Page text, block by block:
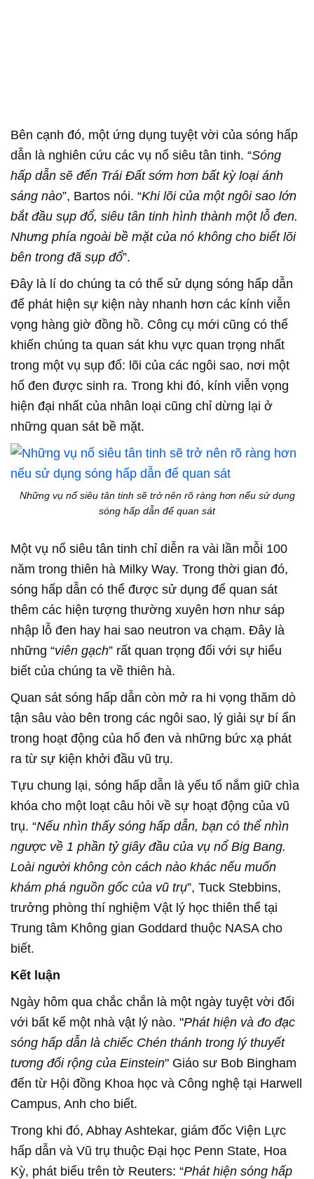
Bên cạnh đó, một ứng dụng tuyệt vời của sóng hấp
dẫn là nghiên cứu các vụ nổ siêu tân tinh. “Sóng
hấp dẫn sẽ đến Trái Đất sớm hơn bất kỳ loại ánh
sáng nào”, Bartos nói. “Khi lõi của một ngôi sao lớn
bắt đầu sụp đổ, siêu tân tinh hình thành một lỗ đen.
Nhưng phía ngoài bề mặt của nó không cho biết lõi
bên trong đã sụp đổ”.
Đây là lí do chúng ta có thể sử dụng sóng hấp dẫn
để phát hiện sự kiện này nhanh hơn các kính viễn
vọng hàng giờ đồng hồ. Công cụ mới cũng có thể
khiến chúng ta quan sát khu vực quan trọng nhất
trong một vụ sụp đổ: lõi của các ngôi sao, nơi một
hố đen được sinh ra. Trong khi đó, kính viễn vọng
hiện đại nhất của nhân loại cũng chỉ dừng lại ở
những quan sát bề mặt.
Những vụ nố siêu tân tinh sẽ trở nên rõ ràng hơn nếu sử dụng
sóng hấp dẫn để quan sát
Một vụ nổ siêu tân tinh chỉ diễn ra vài lần mỗi 100
năm trong thiên hà Milky Way. Trong thời gian đó,
sóng hấp dẫn có thể được sử dụng để quan sát
thêm các hiện tượng thường xuyên hơn như sáp
nhập lỗ đen hay hai sao neutron va chạm. Đây là
những “viên gạch” rất quan trọng đối với sự hiểu
biết của chúng ta về thiên hà.
Quan sát sóng hấp dẫn còn mở ra hi vọng thăm dò
tận sâu vào bên trong các ngôi sao, lý giải sự bí ẩn
trong hoạt động của hố đen và những bức xạ phát
ra từ sự kiện khởi đầu vũ trụ.
Tựu chung lại, sóng hấp dẫn là yếu tố nắm giữ chìa
khóa cho một loạt câu hỏi về sự hoạt động của vũ
trụ. “Nếu nhìn thấy sóng hấp dẫn, bạn có thể nhìn
ngược về 1 phần tỷ giây đầu của vụ nổ Big Bang.
Loài người không còn cách nào khác nếu muốn
khám phá nguồn gốc của vũ trụ”, Tuck Stebbins,
trưởng phòng thí nghiệm Vật lý học thiên thể tại
Trung tâm Không gian Goddard thuộc NASA cho
biết.
Kết luận
Ngày hôm qua chắc chắn là một ngày tuyệt vời đối
với bất kể một nhà vật lý nào. "Phát hiện và đo đạc
sóng hấp dẫn là chiếc Chén thánh trong lý thuyết
tương đối rộng của Einstein" Giáo sư Bob Bingham
đến từ Hội đồng Khoa học và Công nghệ tại Harwell
Campus, Anh cho biết.
Trong khi đó, Abhay Ashtekar, giám đốc Viện Lực
hấp dẫn và Vũ trụ thuộc Đại học Penn State, Hoa
Kỳ, phát biểu trên tờ Reuters: “Phát hiện sóng hấp